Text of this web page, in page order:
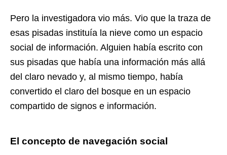
Pero la investigadora vio más. Vio que la traza de
esas pisadas instituía la nieve como un espacio
social de información. Alguien había escrito con
sus pisadas que había una información más allá
del claro nevado y, al mismo tiempo, había
convertido el claro del bosque en un espacio
compartido de signos e información.
El concepto de navegación social